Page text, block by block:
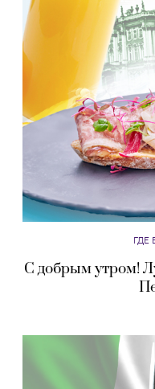
ГДЕ
С добрым утром!